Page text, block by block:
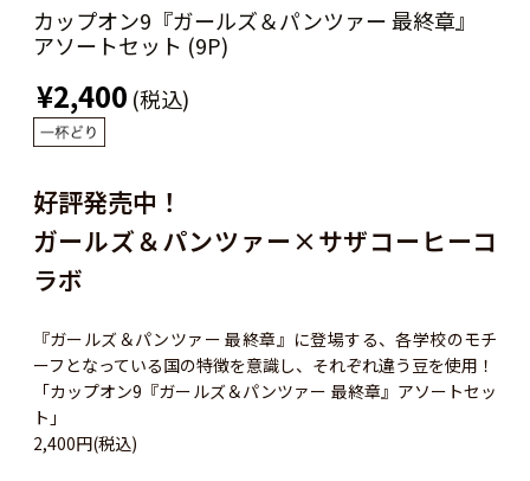
カップオン9『ガールズ＆パンツァー 最終章』
アソートセット (9P)
¥2,400 (税込)
好評発売中！
ガールズ＆パンツァー×サザコーヒーコ
ラボ
『ガールズ＆パンツァー 最終章』に登場する、各学校のモチ
ーフとなっている国の特徴を意識し、それぞれ違う豆を使用！
「カップオン9『ガールズ＆パンツァー 最終章』アソートセッ
ト」
2,400円(税込)